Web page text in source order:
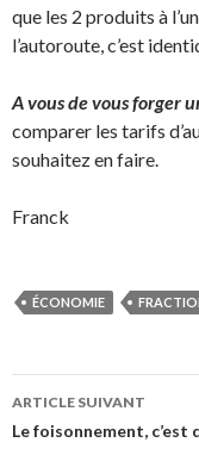
que les 2 produits à
l’autoroute, c’est
A vous de vous forger
comparer les tarifs
souhaitez en faire.
Franck
ÉCONOMIE
Navigation
des
ARTICLE SUIVANT
Le foisonnement, c’est